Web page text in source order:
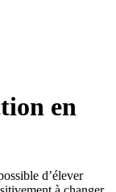
en
d’élever